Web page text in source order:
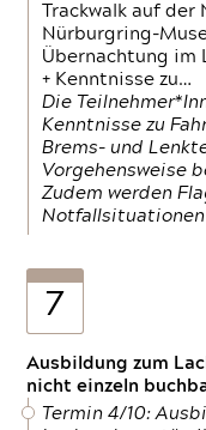
Trackwalk auf
Nürburgring-
Übernachtung im
+ Kenntnisse zu…
Die
Kenntnisse zu
Brems- und
Vorgehensweise
Zudem werden
7
Ausbildung zum
nicht einzeln
Termin 4/10: